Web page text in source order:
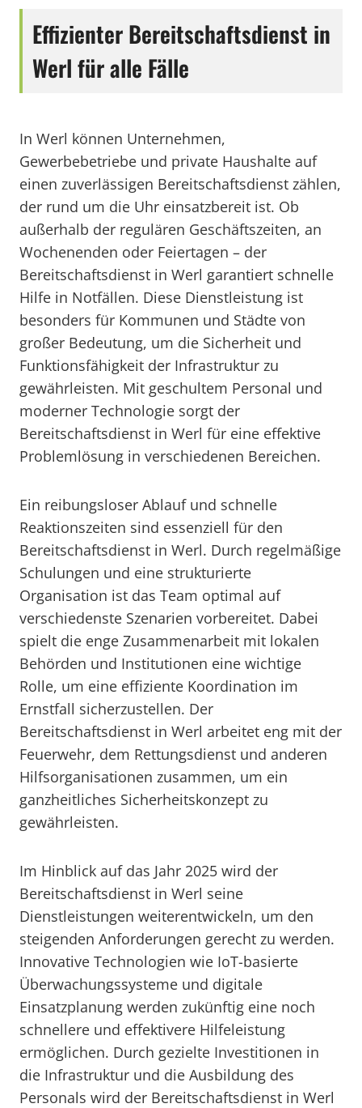
Effizienter Bereitschaftsdienst in
Werl für alle Fälle
In Werl können Unternehmen,
Gewerbebetriebe und private Haushalte auf
einen zuverlässigen Bereitschaftsdienst zählen,
der rund um die Uhr einsatzbereit ist. Ob
außerhalb der regulären Geschäftszeiten, an
Wochenenden oder Feiertagen – der
Bereitschaftsdienst in Werl garantiert schnelle
Hilfe in Notfällen. Diese Dienstleistung ist
besonders für Kommunen und Städte von
großer Bedeutung, um die Sicherheit und
Funktionsfähigkeit der Infrastruktur zu
gewährleisten. Mit geschultem Personal und
moderner Technologie sorgt der
Bereitschaftsdienst in Werl für eine effektive
Problemlösung in verschiedenen Bereichen.
Ein reibungsloser Ablauf und schnelle
Reaktionszeiten sind essenziell für den
Bereitschaftsdienst in Werl. Durch regelmäßige
Schulungen und eine strukturierte
Organisation ist das Team optimal auf
verschiedenste Szenarien vorbereitet. Dabei
spielt die enge Zusammenarbeit mit lokalen
Behörden und Institutionen eine wichtige
Rolle, um eine effiziente Koordination im
Ernstfall sicherzustellen. Der
Bereitschaftsdienst in Werl arbeitet eng mit der
Feuerwehr, dem Rettungsdienst und anderen
Hilfsorganisationen zusammen, um ein
ganzheitliches Sicherheitskonzept zu
gewährleisten.
Im Hinblick auf das Jahr 2025 wird der
Bereitschaftsdienst in Werl seine
Dienstleistungen weiterentwickeln, um den
steigenden Anforderungen gerecht zu werden.
Innovative Technologien wie IoT-basierte
Überwachungssysteme und digitale
Einsatzplanung werden zukünftig eine noch
schnellere und effektivere Hilfeleistung
ermöglichen. Durch gezielte Investitionen in
die Infrastruktur und die Ausbildung des
Personals wird der Bereitschaftsdienst in Werl